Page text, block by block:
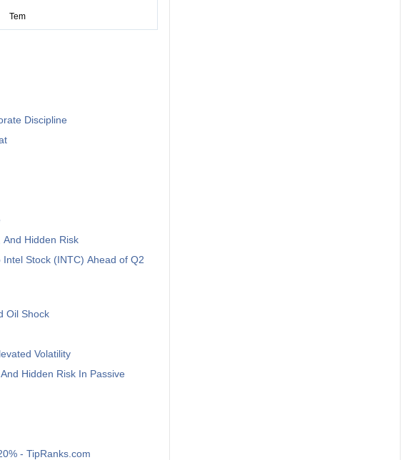
Discipline
Hidden Risk
Stock (INTC) Ahead of Q2
Oil Shock
Volatility
Hidden Risk In Passive
- TipRanks.com